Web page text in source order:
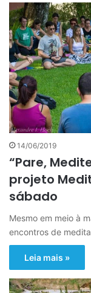
14/06/2019
“Pare,
projeto
sábado
Mesmo em meio à
encontros de
Leia mais »